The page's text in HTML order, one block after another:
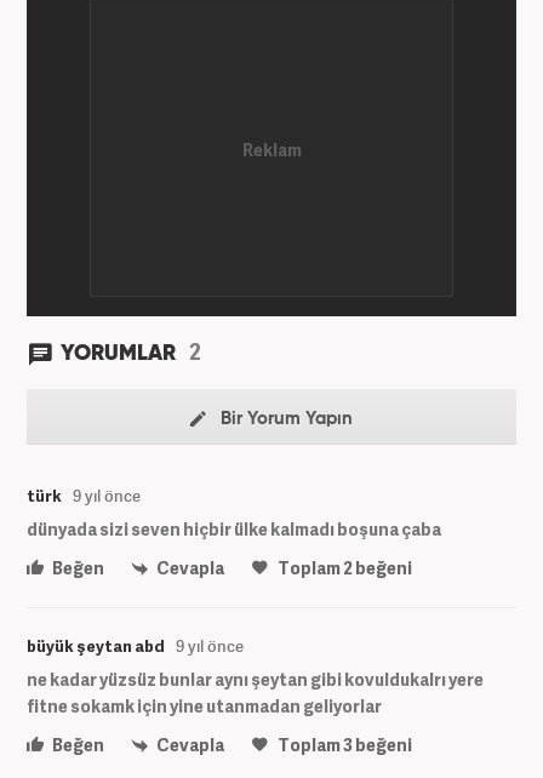
YORUMLAR 2
Bir Yorum Yapın
türk 9 yıl önce
dünyada sizi seven hiçbir ülke kalmadı boşuna çaba
Beğen
Cevapla Toplam2 beğeni
büyük şeytan abd 9 yıl önce
ne kadar yüzsüz bunlar aynı şeytan gibi kovuldukalrı yere
fitne sokamk için yine utanmadan geliyorlar
Beğen
Cevapla Toplam3beğeni